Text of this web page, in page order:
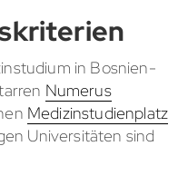
in Bosnien-
Numerus
Medizinstudienplatz
Universitäten sind